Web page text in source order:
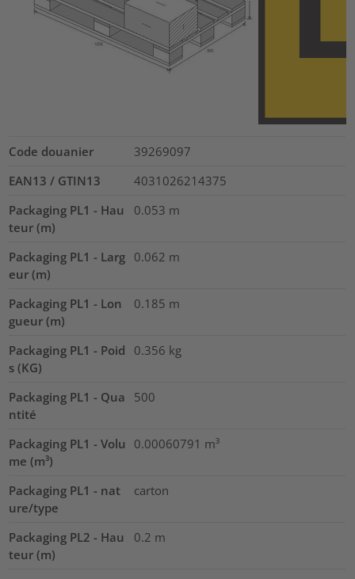
Code douanier
39269097
EAN13 / GTIN13
4031026214375
Packaging PL1 - Hau
teur (m)
0.053 m
Packaging PL1 - Larg
eur (m)
0.062 m
Packaging PL1 - Lon
gueur (m)
0.185 m
Packaging PL1 - Poid
s (KG)
0.356 kg
Packaging PL1 - Qua
ntité
500
Packaging PL1 - Volu
me (m³)
0.00060791 m³
Packaging PL1 - nat
ure/type
carton
Packaging PL2 - Hau
teur (m)
0.2 m